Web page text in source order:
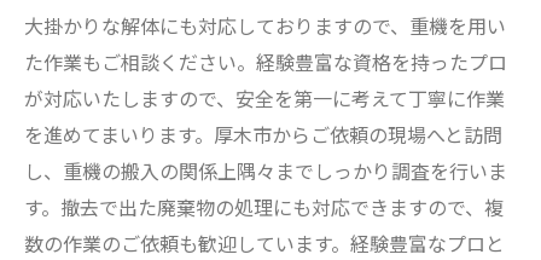
大掛かりな解体にも対応しておりますので、重機を用い
た作業もご相談ください。経験豊富な資格を持ったプロ
が対応いたしますので、安全を第一に考えて丁寧に作業
を進めてまいります。厚木市からご依頼の現場へと訪問
し、重機の搬入の関係上隅々までしっかり調査を行いま
す。撤去で出た廃棄物の処理にも対応できますので、複
数の作業のご依頼も歓迎しています。経験豊富なプロと